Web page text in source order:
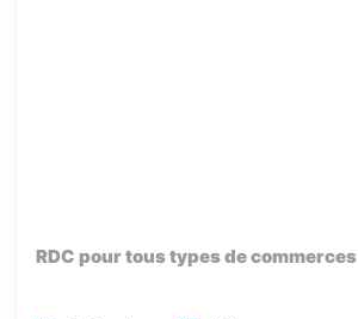
RDC pour tous types de commerces